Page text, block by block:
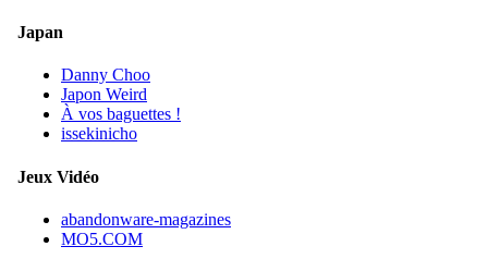
Japan
Danny Choo
Japon Weird
À vos baguettes !
issekinicho
Jeux Vidéo
abandonware-magazines
MO5.COM